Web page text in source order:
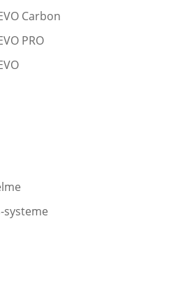
Carbon
PRO